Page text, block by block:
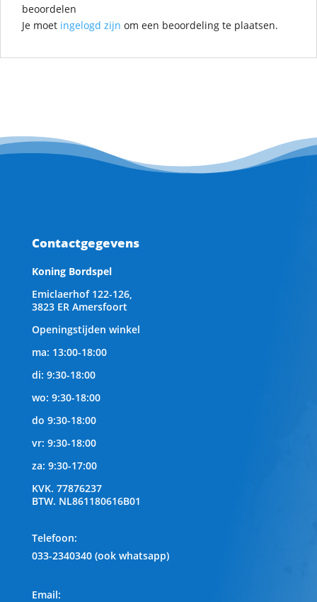
beoordelen
Je moet ingelogd zijn om een beoordeling te plaatsen.
Contactgegevens
Koning Bordspel
Emiclaerhof 122-126,
3823 ER Amersfoort
Openingstijden winkel
ma: 13:00-18:00
di: 9:30-18:00
wo: 9:30-18:00
do 9:30-18:00
vr: 9:30-18:00
za: 9:30-17:00
KVK. 77876237
BTW. NL861180616B01
Telefoon:
033-2340340 (ook whatsapp)
Email: